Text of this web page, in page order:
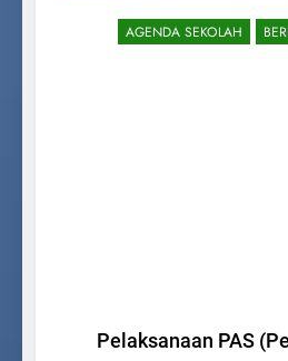
AGENDA SEKOLAH
Pelaksanaan PAS